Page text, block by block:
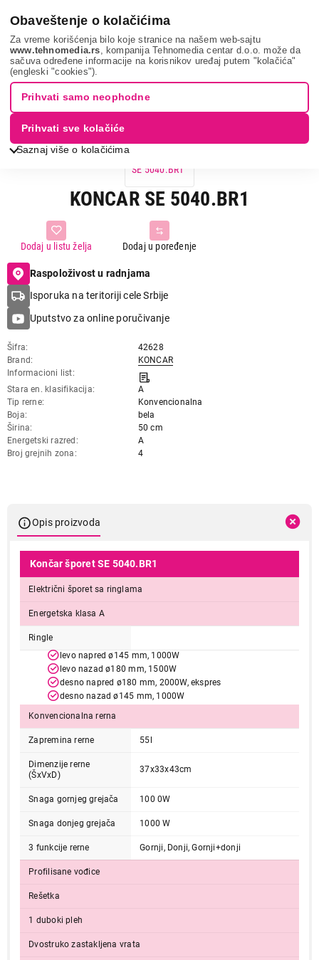
Obaveštenje o kolačićima
Za vreme korišćenja bilo koje stranice na našem web-sajtu
www.tehnomedia.rs , kompanija Tehnomedia centar d.o.o. može da
sačuva određene informacije na korisnikov uređaj putem "kolačića"
(engleski "cookies").
Saznaj više o kolačićima
Prihvati samo neophodne
Prihvati sve kolačiće
Koncar se 5040....
KONCAR SE 5040.BR1
Dodaj u poređenje
Dodaj u listu želja
Raspoloživost u radnjama
Isporuka na teritoriji cele Srbije
Uputstvo za online poručivanje
Šifra
42628
Brand
KONCAR
Informacioni list
Stara en. klasifikacija
A
Tip rerne
Konvencionalna
Boja
bela
Širina
50 cm
Energetski razred
A
Broj grejnih zona
4
Opis proizvoda
Končar šporet SE 5040.BR1
Električni šporet sa ringlama
Energetska klasa A
Ringle
levo napred ø145 mm, 1000W
levo nazad ø180 mm, 1500W
desno napred ø180 mm, 2000W, ekspres
desno nazad ø145 mm, 1000W
Konvencionalna rerna
Zapremina rerne 55l
Dimenzije rerne
(ŠxVxD)
37x33x43cm
Snaga gornjeg grejača 100 0W
Snaga donjeg grejača 1000 W
3 funkcije rerne Gornji, Donji, Gornji+donji
Profilisane vođice
Rešetka
1 duboki pleh
Dvostruko zastakljena vrata